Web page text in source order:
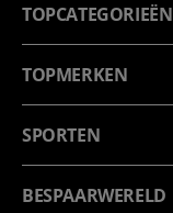
TOPCATEGORIEËN
TOPMERKEN
SPORTEN
BESPAARWERELD